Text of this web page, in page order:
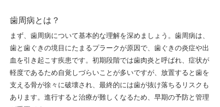
歯周病とは？
まず、歯周病について基本的な理解を深めましょう。歯周病は、
歯と歯ぐきの境目にたまるプラークが原因で、歯ぐきの炎症や出
血を引き起こす疾患です。初期段階では歯肉炎と呼ばれ、症状が
軽度であるため自覚しづらいことが多いですが、放置すると歯を
支える骨が徐々に破壊され、最終的には歯が抜け落ちるリスクも
あります。進行すると治療が難しくなるため、早期の予防と管理